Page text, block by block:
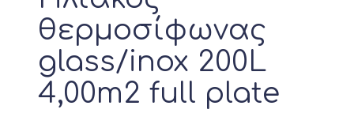
θερμοσίφωνας
glass/inox 200L
4,00m2 full plate